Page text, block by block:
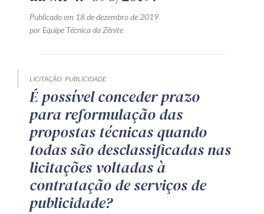
Publicado em 18 de dezembro de 2019
por Equipe Técnica da Zênite
LICITAÇÃO PUBLICIDADE
É possível conceder prazo
para reformulação das
propostas técnicas quando
todas são desclassificadas nas
licitações voltadas à
contratação de serviços de
publicidade?